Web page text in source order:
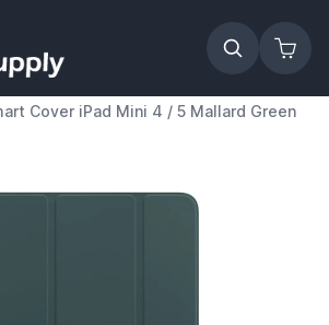
Cover iPad Mini 4 / 5 Mallard Green